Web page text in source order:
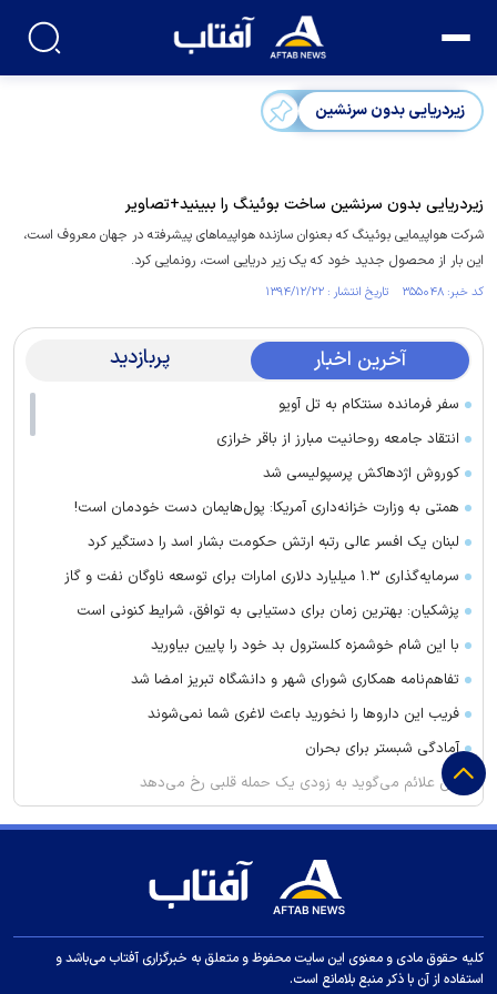
زیر‌دریایی بدون سرنشین
زیر‌دریایی بدون سرنشین ساخت بوئینگ را ببینید+تصاویر
شرکت هواپیمایی بوئینگ که بعنوان سازنده هواپیماهای پیشرفته در جهان معروف است،
این بار از محصول جدید خود که یک زیر دریایی است، رونمایی کرد.
کد خبر: ۳۵۵۰۴۸ تاریخ انتشار : ۱۳۹۴/۱۲/۲۲
آخرین اخبار پربازدید
سفر فرمانده سنتکام به تل آویو
انتقاد جامعه روحانیت مبارز از باقر خرازی
کوروش اژدهاکش پرسپولیسی شد
همتی به وزارت خزانه‌داری آمریکا: پول‌هایمان دست خودمان است!
لبنان یک افسر عالی رتبه ارتش حکومت بشار اسد را دستگیر کرد
سرمایه‌گذاری ۱.۳ میلیارد دلاری امارات برای توسعه ناوگان نفت و گاز
پزشکیان: بهترین زمان برای دستیابی به توافق، شرایط کنونی است
با این شام خوشمزه کلسترول بد خود را پایین بیاورید
تفاهم‌نامه همکاری شورای شهر و دانشگاه تبریز امضا شد
فریب این دارو‌ها را نخورید باعث لاغری شما نمی‌شوند
آمادگی شبستر برای بحران
این علائم می‌گوید به زودی یک حمله قلبی رخ می‌دهد
تقدیر فرمانده انتظامی میانه از خبرنگار آفتاب نیوز
وضعیت عجیب خرید‌های جدید استقلال مثل دو ستاره پرسپولیس
روش نگهداری گوجه فرنگی در فریزر برای ماندگاری یک‌ساله
درخشش بهزیستی آذربایجان‌شرقی در رتبه‌بندی کشوری
کلیه حقوق مادی و معنوی این سایت محفوظ و متعلق به خبرگزاری آفتاب می‌باشد و
استفاده از آن با ذکر منبع بلامانع است.